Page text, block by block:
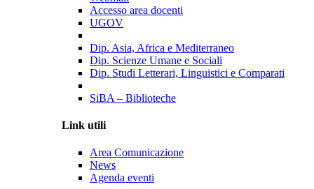
Accesso area docenti
UGOV
Dip. Asia, Africa e Mediterraneo
Dip. Scienze Umane e Sociali
Dip. Studi Letterari, Linguistici e Comparati
SiBA – Biblioteche
Link utili
Area Comunicazione
News
Agenda eventi